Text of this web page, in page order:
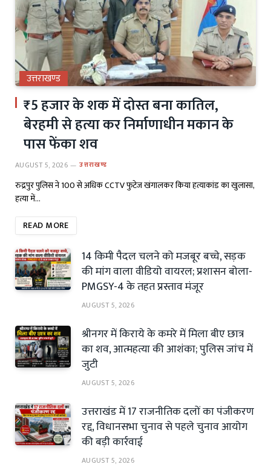
उत्तराखण्ड
₹5 हजार के शक में दोस्त बना कातिल,
बेरहमी से हत्या कर निर्माणाधीन मकान के
पास फेंका शव
AUGUST 5, 2026 उत्तराखण्ड
रुद्रपुर पुलिस ने 100 से अधिक CCTV फुटेज खंगालकर किया हत्याकांड का खुलासा,
हत्या में…
READ MORE
14 किमी पैदल चलने को मजबूर बच्चे, सड़क
की मांग वाला वीडियो वायरल; प्रशासन बोला-
PMGSY-4 के तहत प्रस्ताव मंजूर
AUGUST 5, 2026
श्रीनगर में किराये के कमरे में मिला बीए छात्र
का शव, आत्महत्या की आशंका; पुलिस जांच में
जुटी
AUGUST 5, 2026
उत्तराखंड में 17 राजनीतिक दलों का पंजीकरण
रद्द, विधानसभा चुनाव से पहले चुनाव आयोग
की बड़ी कार्रवाई
AUGUST 5, 2026